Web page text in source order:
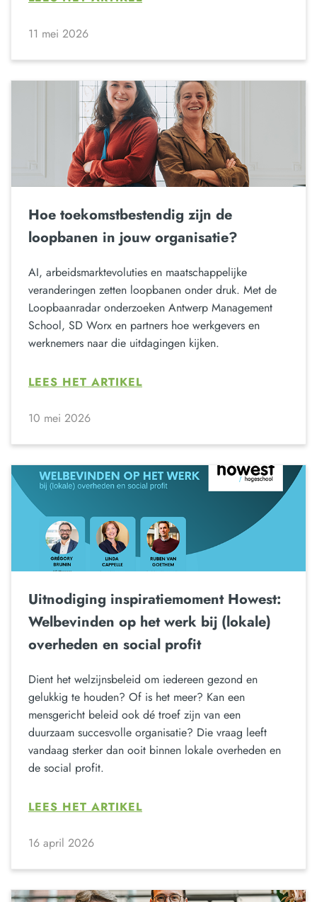
11 mei 2026
Hoe toekomstbestendig zijn de
loopbanen in jouw organisatie?
AI, arbeidsmarktevoluties en maatschappelijke
veranderingen zetten loopbanen onder druk. Met de
Loopbaanradar onderzoeken Antwerp Management
School, SD Worx en partners hoe werkgevers en
werknemers naar die uitdagingen kijken.
LEES HET ARTIKEL
10 mei 2026
Uitnodiging inspiratiemoment Howest:
Welbevinden op het werk bij (lokale)
overheden en social profit
Dient het welzijnsbeleid om iedereen gezond en
gelukkig te houden? Of is het meer? Kan een
mensgericht beleid ook dé troef zijn van een
duurzaam succesvolle organisatie? Die vraag leeft
vandaag sterker dan ooit binnen lokale overheden en
de social profit.
LEES HET ARTIKEL
16 april 2026